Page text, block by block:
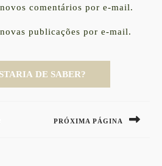
comentários por e-mail.
publicações por e-mail.
PRÓXIMA PÁGINA